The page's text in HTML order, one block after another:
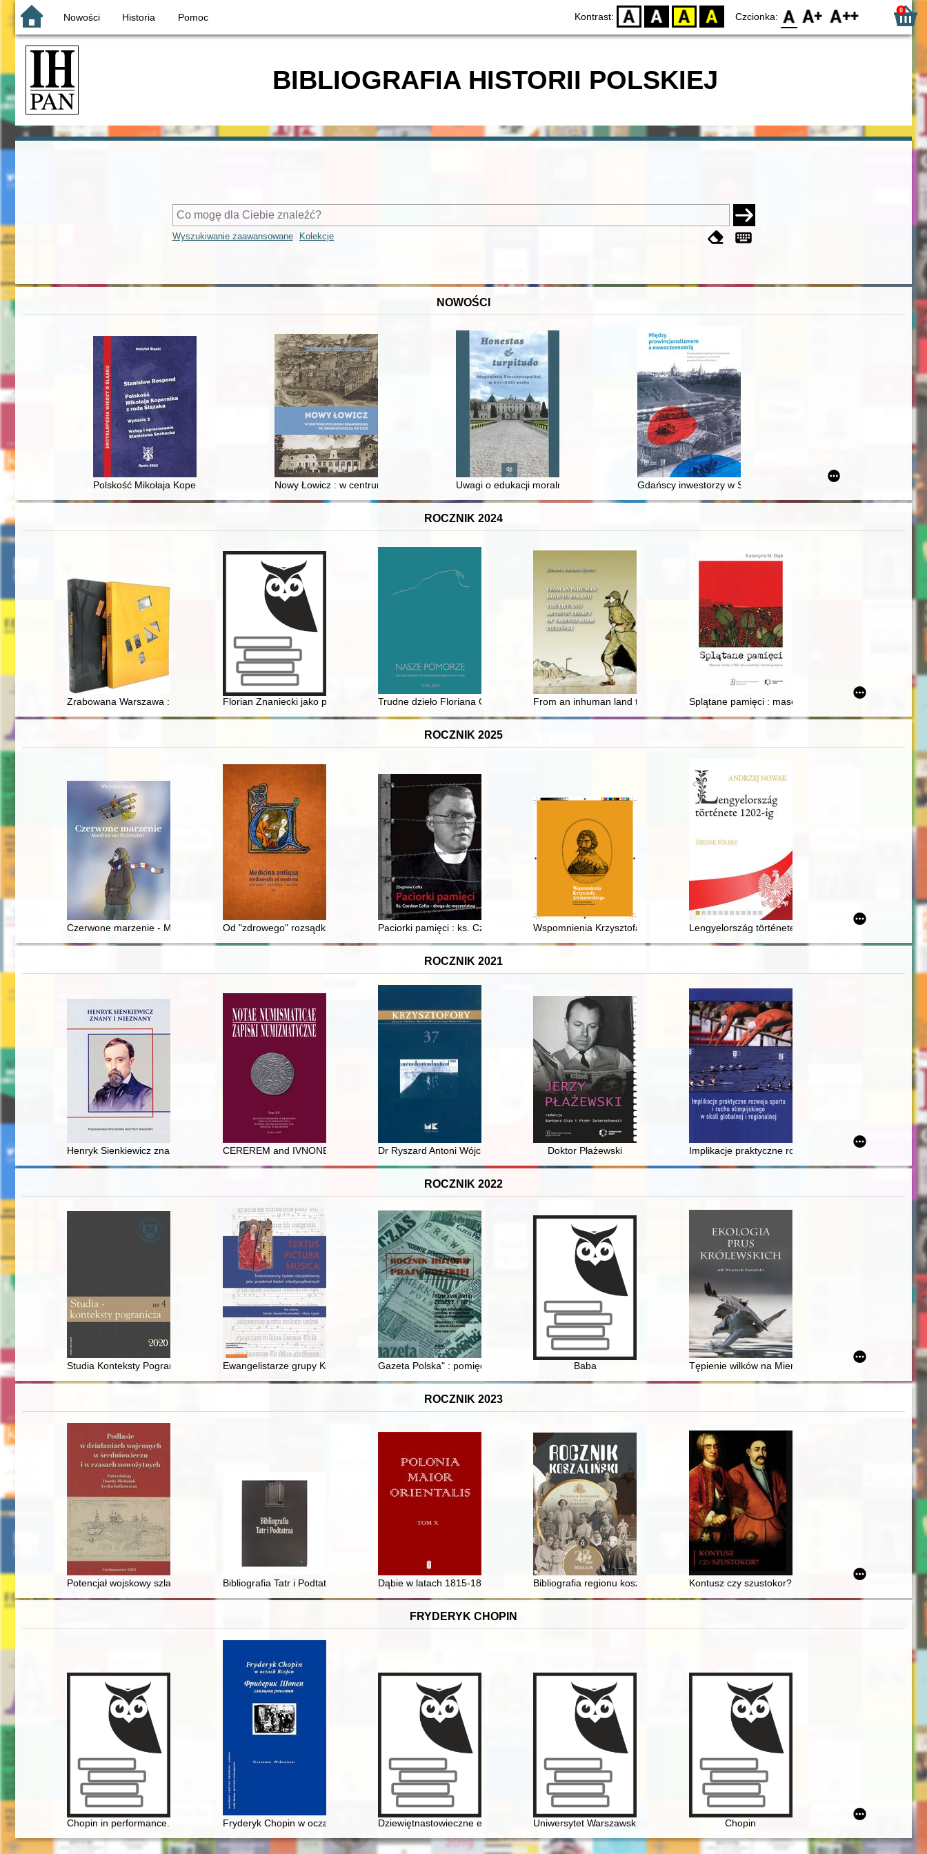
Nowości Historia Pomoc Kontrast: D BW YB BY Czcionka: F0 F1 F2 0
BIBLIOGRAFIA HISTORII POLSKIEJ
Wyszukiwanie zaawansowane Kolekcje
NOWOŚCI
Polskość Mikołaja Kopernika z rodu ŚlązakaNowy Łowicz : w centrum poligonu drawskiego od średniowiecza do dziśUwagi o edukacji moralnej synów szlacheckich w XVI-wiecznej Rzeczypospolitej
Gdańscy inwestorzy w Sopocie : prestiż finansowy i towarzyski
ROCZNIK 2024
Zrabowana Warszawa : straty w prywatnych zbiorach i artystycznych kolekcjach mieszkańców Warszawy w latach 1939-1945. T. 2
Florian Znaniecki jako pedagogiczny marzycielTrudne dzieło Floriana Ceynowy : obraz narodzin sprawy kaszubskiej na tle sytuacji ziemi bytowskiej w połowie XIX wieku
From an inhuman land to Poland : the life and artistic legacy of Tadeusz Adam Zieliński
Splątane pamięci : masowe mordy z 1965 roku w
ROCZNIK 2025
Czerwone marzenie - Manfred von RichthofenOd "zdrowego" rozsądku do wiedzy medycznej : zdrowie publiczne w wiktoriańskiej Anglii
Paciorki pamięci : ks. Czesław Cofta - droga do męczeństwaWspomnienia Krzysztofa Arciszewskiego : Polak w służbie Kompanii Zachodnioindyjskiej
Lengyelország története 1202-ig : Őseink földje
ROCZNIK 2021
Henryk Sienkiewicz znany i nieznany : praca zbiorowaCEREREM and IVNONEM : why the accusative case? : two rare reverse legends on coins of Julia Domna (RIC IV Caracalla 378, 585, 596 and 599)
Dr Ryszard Antoni Wójcik : (1957-2019)Doktor Płażewski Implikacje praktyczne rozwoju sportu i ruchu
ROCZNIK 2022
Studia Konteksty Pogranicza. Nr 4 (2020)Ewangelistarze grupy Kodeksu Wyszehradzkiego i "missale plenarium" z Gniezna : liturgioznawcza analiza porównawcza
Gazeta Polska" : pomiędzy tygodnikiem opinii a tabloidem = "Gazeta Polska" between an opinion-forming weekly and a
Baba Tępienie wilków na Mierzei Wiślanej na przełomie
ROCZNIK 2023
Potencjał wojskowy szlachty bielskiej w pospolitym ruszeniu w 1697 roku
Bibliografia Tatr i Podtatrza Dąbie w latach 1815-1866 : administracja, finanse i majątek miejskiBibliografia regionu koszalińskiego w wyborze : (1 stycznia 2022 - 31 grudnia 2022)
Kontusz czy szustokor? : publikacja towarzysząca
FRYDERYK CHOPIN
Chopin in performance. History, theory, practiceFryderyk Chopin w oczach Rosjan. Antologia. Friderik źopen glazami Rossiân. Antologiâ
Dziewiętnastowieczne edycje dzieł Fryderyka Chopina jako aspekt historii recepcji
Uniwersytet Warszawski i młody Chopin Chopin